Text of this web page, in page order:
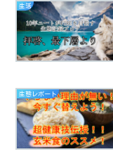
生活
生態レポート